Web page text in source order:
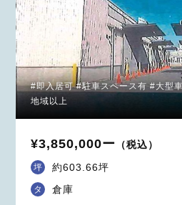
#即入居可 #駐車スペース有 #大型
地域以上
¥3,850,000ー （税込）
坪 約603.66坪
タ
倉庫